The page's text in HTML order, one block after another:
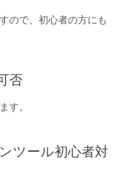
ので、初心者の方にも
否
す。
ツール初心者対